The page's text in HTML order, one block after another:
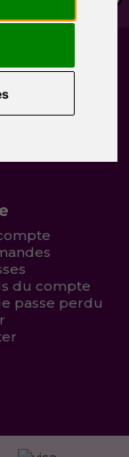
spéciales
du compte
passe perdu